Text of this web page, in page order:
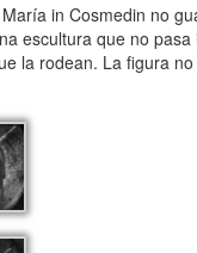
in Cosmedin no
escultura que no
la rodean. La figura